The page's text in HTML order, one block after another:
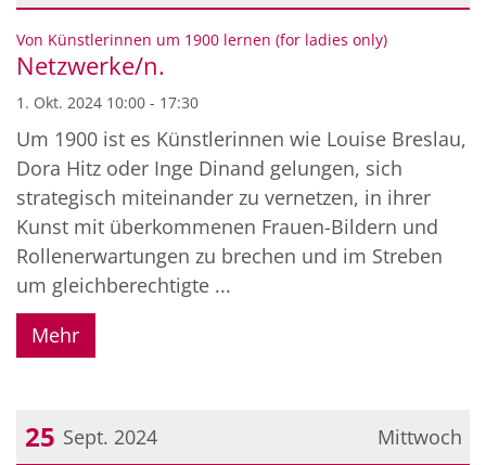
Datum: 1. Oktober 2024
Von Künstlerinnen um 1900 lernen (for ladies only):
Netzwerke/n.
1. Okt. 2024 10:00 - 17:30
Um 1900 ist es Künstlerinnen wie Louise Breslau,
Dora Hitz oder Inge Dinand gelungen, sich
strategisch miteinander zu vernetzen, in ihrer
Kunst mit überkommenen Frauen-Bildern und
Rollenerwartungen zu brechen und im Streben
um gleichberechtigte ...
Mehr
Mittwoch
25 Sept. 2024